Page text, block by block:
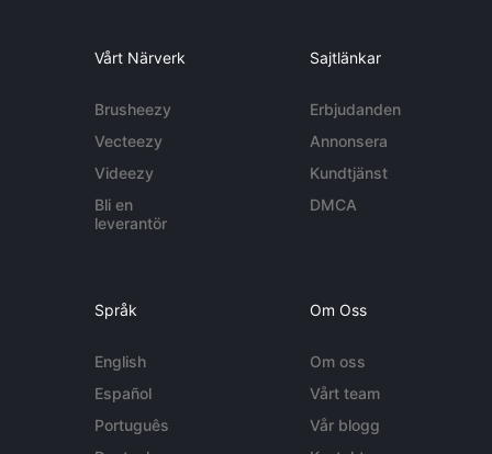
Vårt Närverk
Brusheezy
Vecteezy
Videezy
Bli en
leverantör
Sajtlänkar
Erbjudanden
Annonsera
Kundtjänst
DMCA
Språk
English
Español
Português
Om Oss
Om oss
Vårt team
Vår blogg